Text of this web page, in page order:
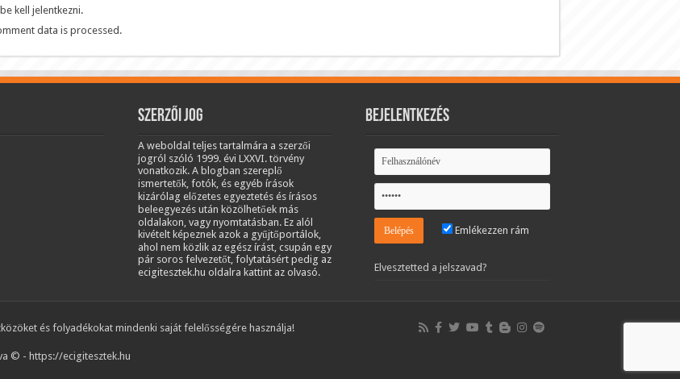
be kell jelentkezni.
data is processed.
Szerzői jog
A weboldal teljes tartalmára a szerzői
jogról szóló 1999. évi LXXVI. törvény
vonatkozik. A blogban szereplő
ismertetők, fotók, és egyéb írások
kizárólag előzetes egyeztetés és írásos
beleegyezés után közölhetőek más
oldalakon, vagy nyomtatásban. Ez alól
kivételt képeznek azok a gyűjtőportálok,
ahol nem közlik az egész írást, csupán egy
pár soros felvezetőt, folytatásért pedig az
ecigitesztek.hu oldalra kattint az olvasó.
Bejelentkezés
Emlékezzen rám
Elvesztetted a jelszavad?
és folyadékokat mindenki saját felelősségére használja!
© - https://ecigitesztek.hu